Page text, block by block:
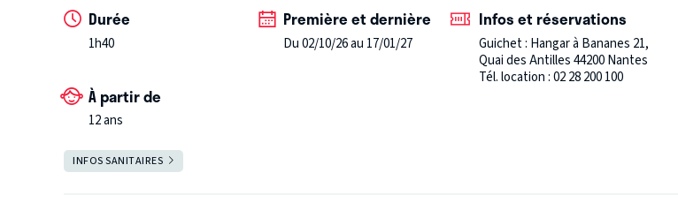
scénique du multi-moliérisé Alexis Michalik revient pour + de 40 représentations !
Durée
1h40
Première et dernière
Du 02/10/26 au 17/01/27
Infos et réservations
Guichet : Hangar à Bananes 21,
Quai des Antilles 44200 Nantes
Tél. location : 02 28 200 100
À partir de
12 ans
Salle ouverte
INFOS SANITAIRES